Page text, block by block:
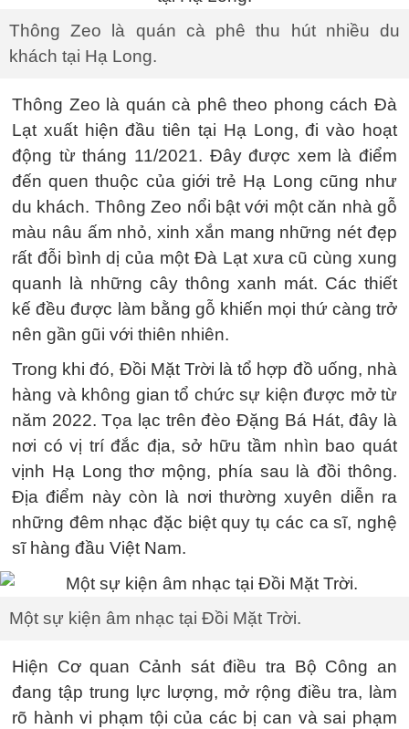
Thông Zeo là quán cà phê thu hút nhiều du
khách tại Hạ Long.
Thông Zeo là quán cà phê theo phong cách Đà
Lạt xuất hiện đầu tiên tại Hạ Long, đi vào hoạt
động từ tháng 11/2021. Đây được xem là điểm
đến quen thuộc của giới trẻ Hạ Long cũng như
du khách. Thông Zeo nổi bật với một căn nhà gỗ
màu nâu ấm nhỏ, xinh xắn mang những nét đẹp
rất đỗi bình dị của một Đà Lạt xưa cũ cùng xung
quanh là những cây thông xanh mát. Các thiết
kế đều được làm bằng gỗ khiến mọi thứ càng trở
nên gần gũi với thiên nhiên.
Trong khi đó, Đồi Mặt Trời là tổ hợp đồ uống, nhà
hàng và không gian tổ chức sự kiện được mở từ
năm 2022. Tọa lạc trên đèo Đặng Bá Hát, đây là
nơi có vị trí đắc địa, sở hữu tầm nhìn bao quát
vịnh Hạ Long thơ mộng, phía sau là đồi thông.
Địa điểm này còn là nơi thường xuyên diễn ra
những đêm nhạc đặc biệt quy tụ các ca sĩ, nghệ
sĩ hàng đầu Việt Nam.
Một sự kiện âm nhạc tại Đồi Mặt Trời.
Hiện Cơ quan Cảnh sát điều tra Bộ Công an
đang tập trung lực lượng, mở rộng điều tra, làm
rõ hành vi phạm tội của các bị can và sai phạm